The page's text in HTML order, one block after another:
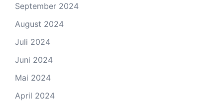
September 2024
August 2024
Juli 2024
Juni 2024
Mai 2024
April 2024